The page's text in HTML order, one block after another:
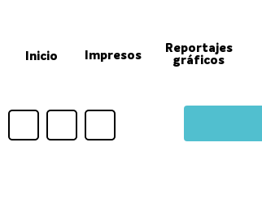
contenido
Inicio Impresos
Reportajes
gráficos
F
I
Y